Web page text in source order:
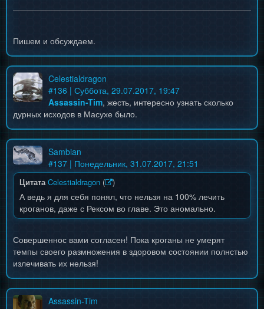
Пишем и обсуждаем.
Celestialdragon
#136 | Суббота, 29.07.2017, 19:47
Assassin-Tim, жесть, интересно узнать сколько
дурных исходов в Масухе было.
Sambian
#137 | Понедельник, 31.07.2017, 21:51
Цитата Celestialdragon ( )
А ведь я для себя понял, что нельзя на 100% лечить
кроганов, даже с Рексом во главе. Это аномально.
Совершеннос вами согласен! Пока кроганы не умерят
темпы своего размножения в здоровом состоянии полнстью
излечивать их нельзя!
Assassin-Tim